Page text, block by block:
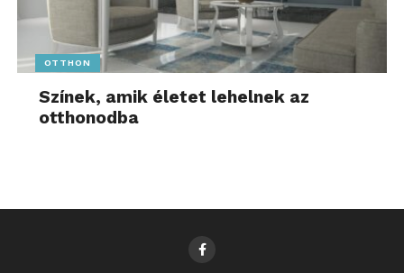
OTTHON
Színek, amik életet lehelnek az
otthonodba